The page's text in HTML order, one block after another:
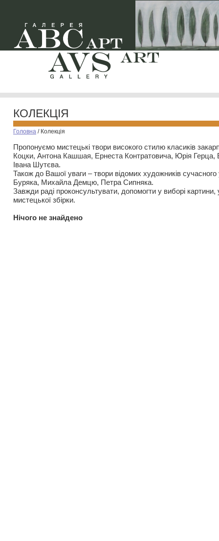
КОЛЕКЦІЯ
Головна / Колекція
Пропонуємо мистецькі твори високого стилю класиків
Коцки, Антона Кашшая, Ернеста Контратовича, Юрія
Івана Шутєва.
Також до Вашої уваги – твори відомих художників
Буряка, Михайла Демцю, Петра Сипняка.
Завжди раді проконсультувати, допомогти у виборі картини,
мистецької збірки.
Нiчого не знайдено